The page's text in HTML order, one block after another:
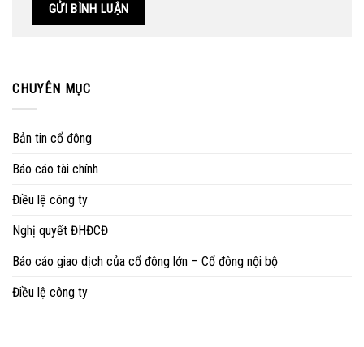
CHUYÊN MỤC
Bản tin cổ đông
Báo cáo tài chính
Điều lệ công ty
Nghị quyết ĐHĐCĐ
Báo cáo giao dịch của cổ đông lớn – Cổ đông nội bộ
Điều lệ công ty